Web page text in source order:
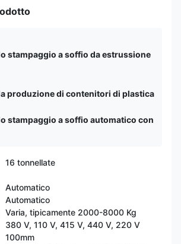
stampaggio a soffio da estrussione
produzione di contenitori di plastica
stampaggio a soffio automatico con
16 tonnellate
Automatico
Automatico
Varia, tipicamente 2000-8000 Kg
380 V, 110 V, 415 V, 440 V, 220 V
100mm